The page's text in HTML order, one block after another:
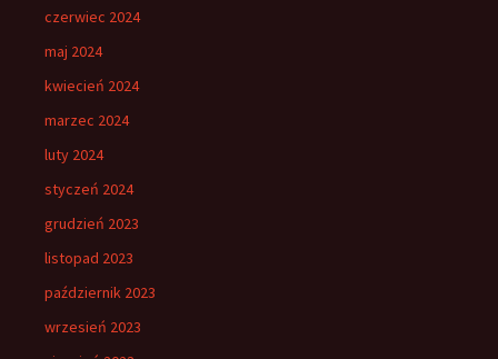
czerwiec 2024
maj 2024
kwiecień 2024
marzec 2024
luty 2024
styczeń 2024
grudzień 2023
listopad 2023
październik 2023
wrzesień 2023